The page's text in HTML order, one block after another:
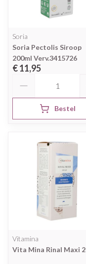
Soria
Soria Pectolis Siroop
200ml Verv.3415726
€ 11,95
Bestel
Vitamina
Vita Mina Rinal Maxi